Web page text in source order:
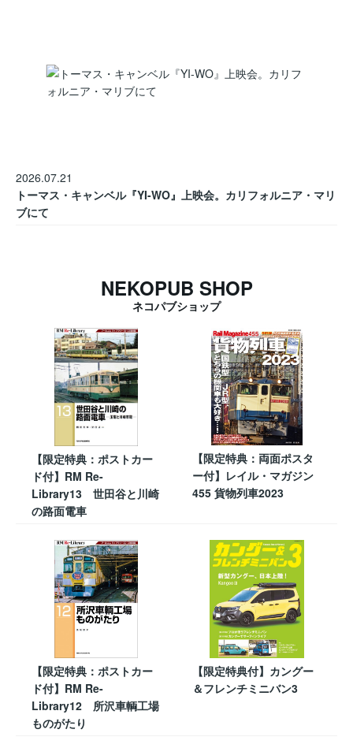
2026.07.21
トーマス・キャンベル『YI-WO』上映会。カリフォルニア・マリ
ブにて
NEKOPUB SHOP
ネコパブショップ
【限定特典：ポストカー
ド付】RM Re-
Library13 世田谷と川崎
の路面電車
【限定特典：両面ポスタ
ー付】レイル・マガジン
455 貨物列車2023
【限定特典：ポストカー
ド付】RM Re-
Library12 所沢車輌工場
ものがたり
【限定特典付】カングー
＆フレンチミニバン3